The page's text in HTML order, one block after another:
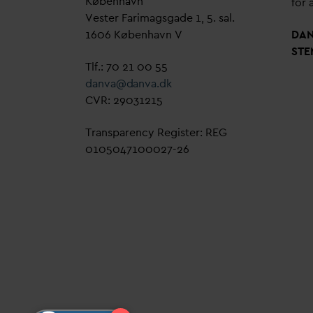
Vester Farimagsgade 1, 5. sal.
1606 København V
Tlf.: 70 21 00 55
danva@danva.dk
CVR: 29031215
Transparency Register: REG
0105047100027-26
DAN